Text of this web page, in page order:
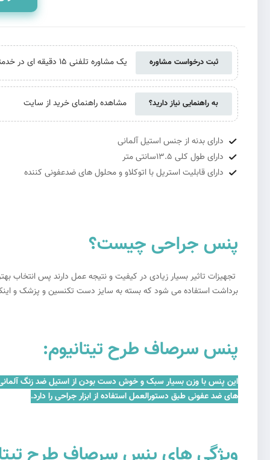
ثبت درخواست مشاوره یک مشاوره تلفنی 15 دقیقه ای در خدمتتان هستیم. حتی اگر از ما خرید نکنید
به راهنمایی نیاز دارید؟ مشاهده راهنمای خرید از سایت
دارای بدنه از جنس استیل آلمانی
دارای طول کلی 13.5سانتی متر
دارای قابلیت استریل با اتوکلاو و محلول های ضدعفونی کننده
پنس جراحی چیست؟
تجهیزات تاثیر بسیار زیادی در کیفیت و نتیجه عمل دارند پس انتخاب
برداشت استفاده می شود که بسته به سایز دست تکنسین و پزشک و
پنس سرصاف طرح تیتانیوم:
های ضد عفونی طبق دستورالعمل استفاده از ابزار جراحی را دارد.